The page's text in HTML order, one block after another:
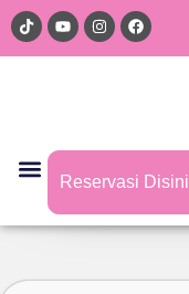
Reservasi Disini